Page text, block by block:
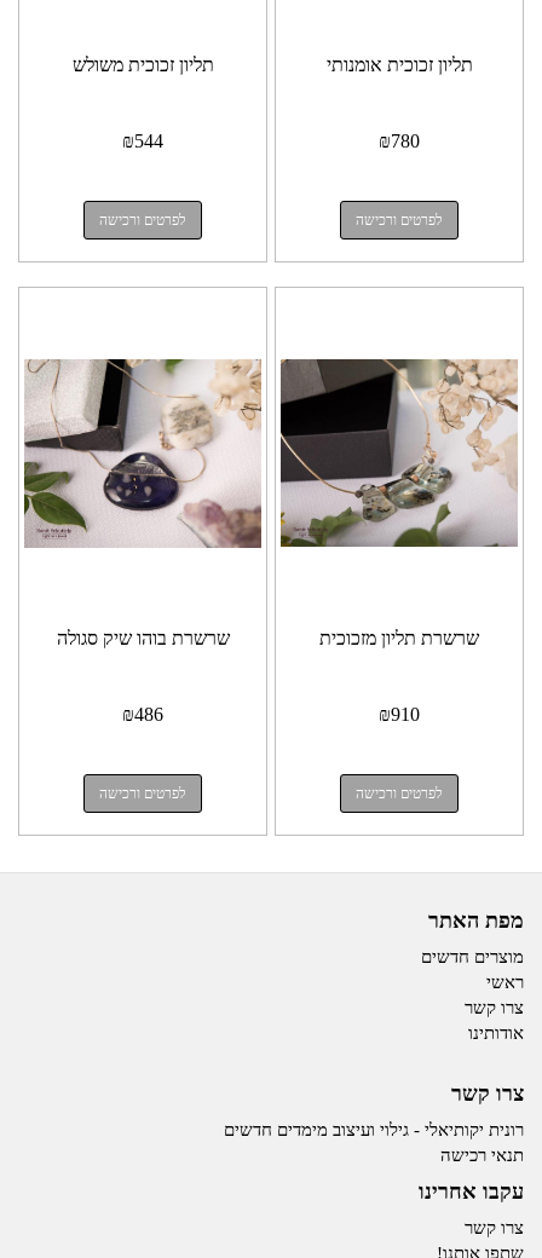
תליון זכוכית אומנותי
₪780
לפרטים ורכישה
תליון זכוכית משולש
₪544
לפרטים ורכישה
שרשרת תליון מזכוכית
₪910
לפרטים ורכישה
שרשרת בוהו שיק סגולה
₪486
לפרטים ורכישה
מפת האתר
מוצרים חדשים
ראשי
צרו קשר
אודותינו
צרו קשר
רונית יקותיאלי - גילוי ועיצוב מימדים חדשים
תנאי רכישה
עקבו אחרינו
צרו קשר
שתפו אותנו!